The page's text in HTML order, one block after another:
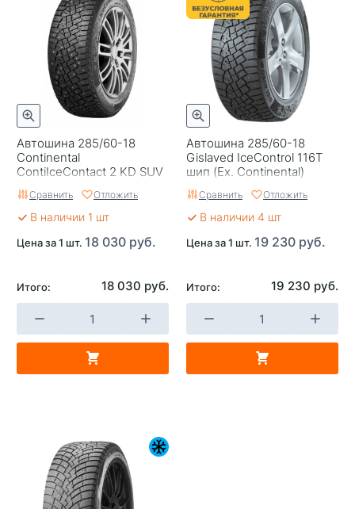
Автошина 285/60-18
Continental
ContiIceContact 2 KD SUV
116Т шип
Сравнить Отложить
В наличии 1 шт
Цена за 1 шт. 18 030 руб.
Итого: 18 030 руб.
Автошина 285/60-18
Gislaved IceControl 116T
шип (Ex. Continental)
Сравнить Отложить
В наличии 4 шт
Цена за 1 шт. 19 230 руб.
Итого: 19 230 руб.